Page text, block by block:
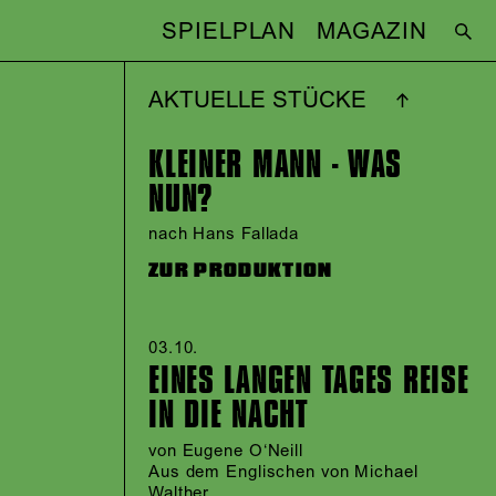
SPIELPLAN MAGAZIN
AKTUELLE STÜCKE
KLEINER MANN - WAS
NUN?
nach Hans Fallada
ZUR PRODUKTION
03.10.​
EINES LANGEN TAGES REISE
IN DIE NACHT
von Eugene O‘Neill
Aus dem Englischen von Michael